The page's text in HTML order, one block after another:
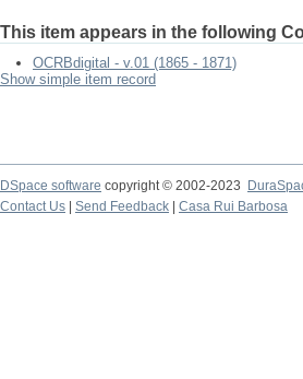
This item appears in the following
OCRBdigital - v.01 (1865 - 1871)
Show simple item record
DSpace software copyright © 2002-2023
Contact Us
Send Feedback Casa Rui Barbosa